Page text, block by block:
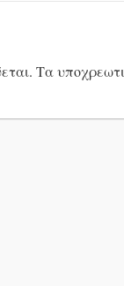
Τα